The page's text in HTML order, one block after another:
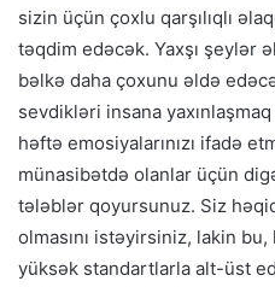
sizin üçün çoxlu qarşılıqlı
təqdim edəcək. Yaxşı şeylər
bəlkə daha çoxunu əldə
sevdikləri insana
həftə emosiyalarınızı ifadə
münasibətdə olanlar üçün
tələblər qoyursunuz. Siz
olmasını istəyirsiniz, lakin
yüksək standartlarla alt-üst